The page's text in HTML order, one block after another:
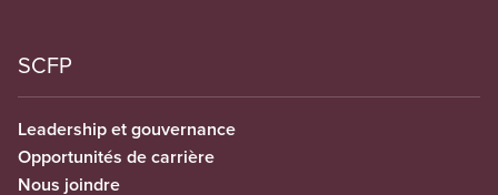
SCFP
Leadership et gouvernance
Opportunités de carrière
Nous joindre